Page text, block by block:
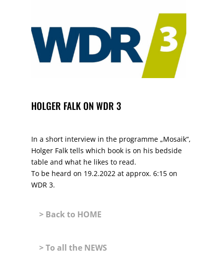
HOLGER FALK ON WDR 3
In a short interview in the programme „Mosaik“,
Holger Falk tells which book is on his bedside
table and what he likes to read.
To be heard on 19.2.2022 at approx. 6:15 on
WDR 3.
> Back to HOME
> To all the NEWS